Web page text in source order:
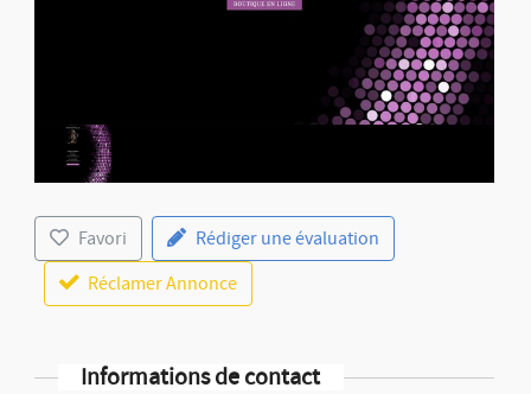
Favori
Rédiger une évaluation
Réclamer Annonce
Informations de contact